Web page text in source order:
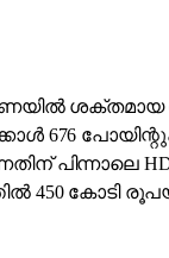
ശക്തമായ
676
പിന്നാലെ
450 കോടി